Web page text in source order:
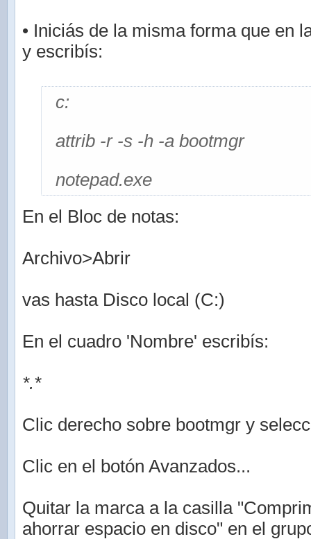
• Iniciás de la misma forma que en
y escribís:
c:
attrib -r -s -h -a bootmgr
notepad.exe
En el Bloc de notas:
Archivo>Abrir
vas hasta Disco local (C:)
En el cuadro 'Nombre' escribís:
*.*
Clic derecho sobre bootmgr y
Clic en el botón Avanzados...
Quitar la marca a la casilla
ahorrar espacio en disco" en el